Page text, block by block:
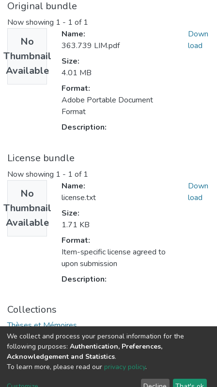
Original bundle
Now showing 1 - 1 of 1
No
Thumbnail
Available
Name:
363.739 LIM.pdf
Size:
4.01 MB
Format:
Adobe Portable Document
Format
Description:
Down
load
License bundle
Now showing 1 - 1 of 1
No
Thumbnail
Available
Name:
license.txt
Size:
1.71 KB
Format:
Item-specific license agreed to
upon submission
Description:
Down
load
Collections
Thèses et Mémoires
© 2025 ENSSMAL – Tous droits réservés.
We collect and process your personal information for the
following purposes: Authentication, Preferences,
Acknowledgement and Statistics.
To learn more, please read our privacy policy.